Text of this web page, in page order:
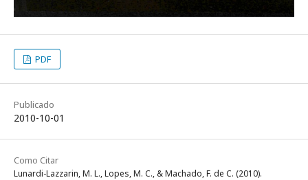
PDF
Publicado
2010-10-01
Como Citar
Lunardi-Lazzarin, M. L., Lopes, M. C., & Machado, F. de C. (2010).